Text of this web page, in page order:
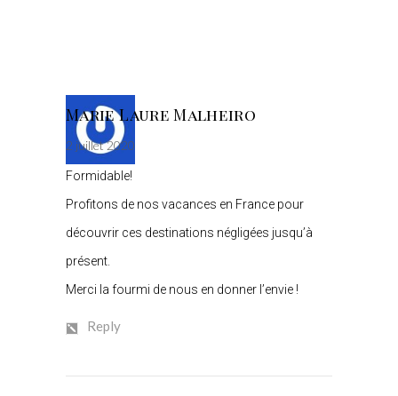
Marie Laure Malheiro
2 juillet 2020
Formidable!
Profitons de nos vacances en France pour
découvrir ces destinations négligées jusqu’à
présent.
Merci la fourmi de nous en donner l’envie !
Reply